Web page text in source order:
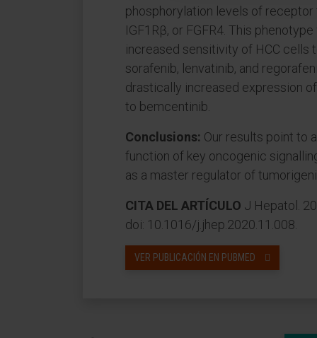
phosphorylation levels of receptor
IGF1Rβ, or FGFR4. This
increased sensitivity of HCC cells
sorafenib, lenvatinib, and
drastically increased expression
to bemcentinib.
Conclusions: Our results point to
function of key oncogenic
as a master regulator of
CITA DEL ARTÍCULO J Hepatol.
doi: 10.1016/j.jhep.2020.11.008.
VER PUBLICACIÓN EN PUBMED